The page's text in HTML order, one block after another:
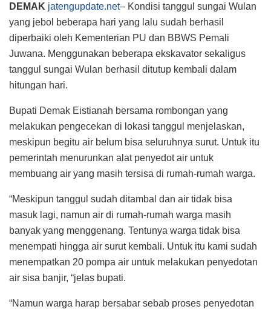
DEMAK jatengupdate.net– Kondisi tanggul sungai Wulan
yang jebol beberapa hari yang lalu sudah berhasil
diperbaiki oleh Kementerian PU dan BBWS Pemali
Juwana. Menggunakan beberapa ekskavator sekaligus
tanggul sungai Wulan berhasil ditutup kembali dalam
hitungan hari.
Bupati Demak Eistianah bersama rombongan yang
melakukan pengecekan di lokasi tanggul menjelaskan,
meskipun begitu air belum bisa seluruhnya surut. Untuk itu
pemerintah menurunkan alat penyedot air untuk
membuang air yang masih tersisa di rumah-rumah warga.
“Meskipun tanggul sudah ditambal dan air tidak bisa
masuk lagi, namun air di rumah-rumah warga masih
banyak yang menggenang. Tentunya warga tidak bisa
menempati hingga air surut kembali. Untuk itu kami sudah
menempatkan 20 pompa air untuk melakukan penyedotan
air sisa banjir, “jelas bupati.
“Namun warga harap bersabar sebab proses penyedotan